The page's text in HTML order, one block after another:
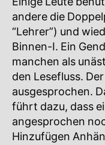
andere die
“Lehrer”) und
Binnen-I. Ein
manchen als
den Lesefluss.
ausgesprochen.
führt dazu, dass
angesprochen
Hinzufügen